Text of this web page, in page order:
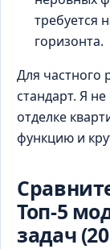
требуется
горизонта.
Для
стандарт. Я
отделке
функцию и
Топ-5
задач